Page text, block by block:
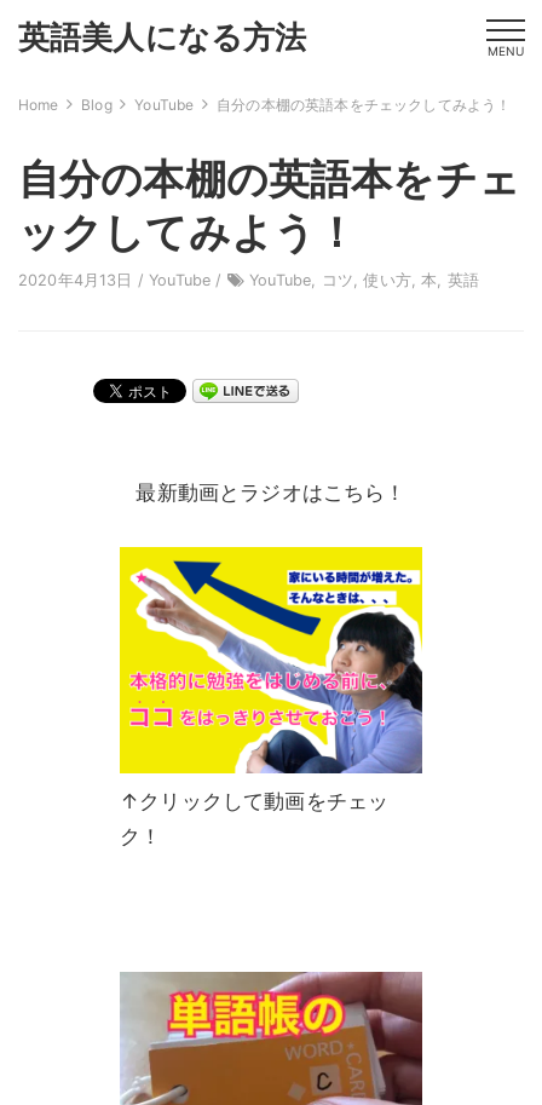
英語美人になる方法 MENU
Home Blog YouTube 自分の本棚の英語本をチェックしてみよう！
自分の本棚の英語本をチェ
ックしてみよう！
2020年4月13日 / YouTube / YouTube コツ ,使い方,本 英語
最新動画とラジオはこちら！
↑クリックして動画をチェッ
ク！